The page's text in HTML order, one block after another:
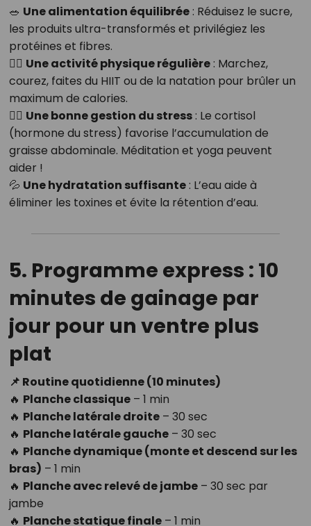
🥗 Une alimentation équilibrée: Réduisez le sucre,
les produits ultra-transformés et privilégiez les
protéines et fibres.
🏃‍♀️ Une activité physique régulière: Marchez,
courez, faites du HIIT ou de la natation pour brûler un
maximum de calories.
🧘‍♂️ Une bonne gestion du stress: Le cortisol
(hormone du stress) favorise l’accumulation de
graisse abdominale. Méditation et yoga peuvent
aider !
💦 Une hydratation suffisante: L’eau aide à
éliminer les toxines et évite la rétention d’eau.
5. Programme express : 10
minutes de gainage par
jour pour un ventre plus
plat
📌 Routine quotidienne (10 minutes)
🔥 Planche classique– 1 min
🔥 Planche latérale droite– 30 sec
🔥 Planche latérale gauche– 30 sec
🔥 Planche dynamique (monte et descend sur les
bras) – 1 min
🔥 Planche avec relevé de jambe– 30 sec par
jambe
🔥 Planche statique finale– 1 min